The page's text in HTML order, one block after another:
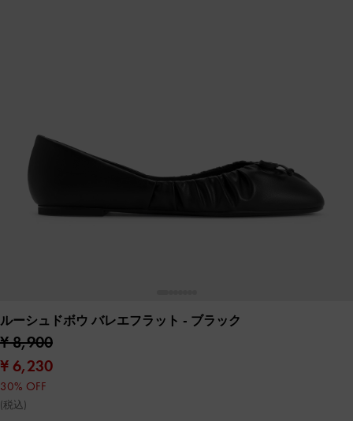
ルーシュドボウ バレエフラット - ブラック
¥ 8,900
¥ 6,230
30% OFF
(税込)